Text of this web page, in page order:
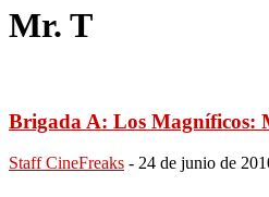
Mr. T
Brigada A: Los Magníficos:
Staff CineFreaks - 24 de junio de